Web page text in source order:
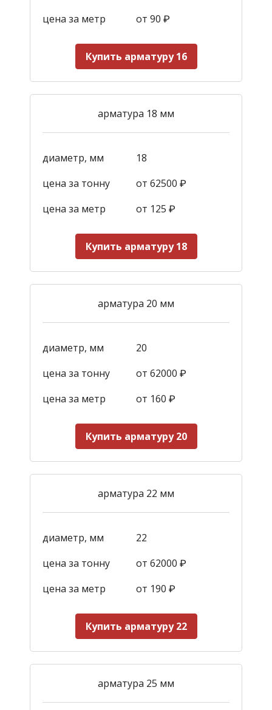
цена за метр от 90 ₽
Купить арматуру 16
арматура 18 мм
диаметр, мм
18
цена за тонну
от 62500 ₽
цена за метр
от 125 ₽
Купить арматуру 18
арматура 20 мм
диаметр, мм
20
цена за тонну
от 62000 ₽
цена за метр
от 160 ₽
Купить арматуру 20
арматура 22 мм
диаметр, мм
22
цена за тонну
от 62000 ₽
цена за метр
от 190 ₽
Купить арматуру 22
арматура 25 мм